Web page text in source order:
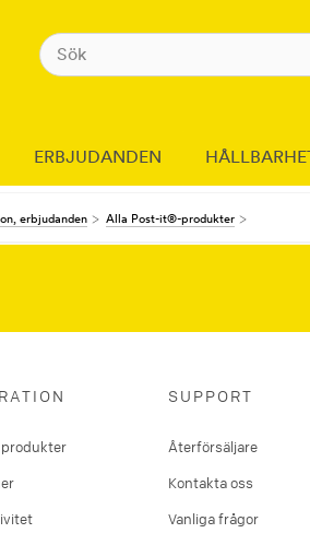
ERBJUDANDEN HÅLLBARHET
erbjudanden Alla Post-it®-produkter
SUPPORT
Återförsäljare
Kontakta oss
Vanliga frågor